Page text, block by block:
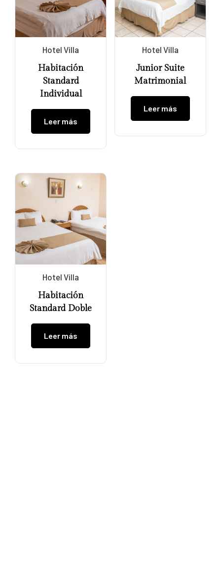
Hotel Villa
Habitación
Standard
Individual
Leer más
Hotel Villa
Junior Suite
Matrimonial
Leer más
Hotel Villa
Habitación
Standard Doble
Leer más